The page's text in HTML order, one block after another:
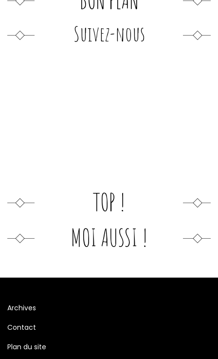
Suivez-nous
TOP !
MOI AUSSI !
Archives
Contact
Plan du site